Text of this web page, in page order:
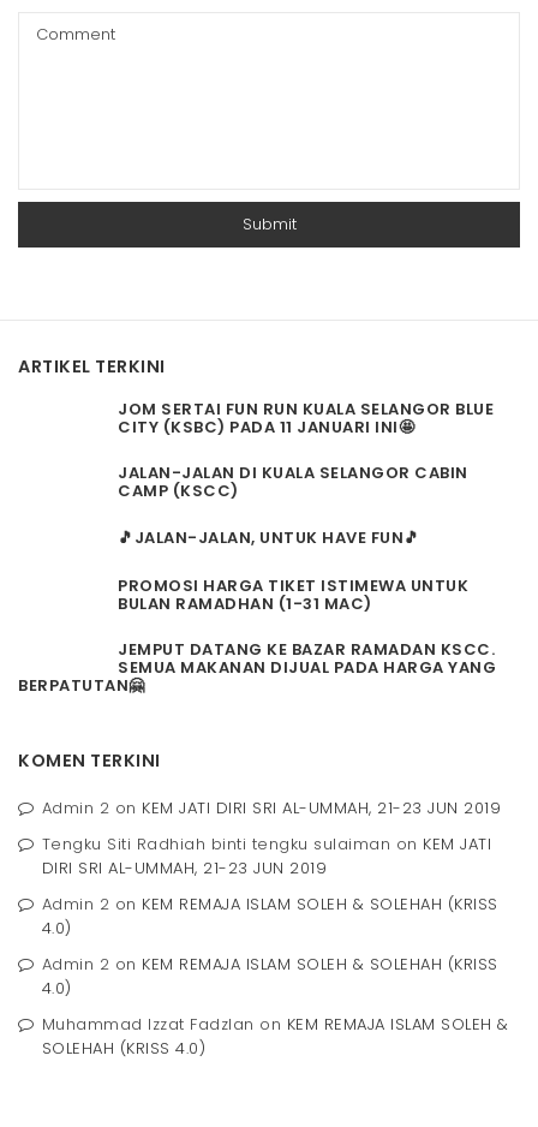
ARTIKEL TERKINI
JOM SERTAI FUN RUN KUALA SELANGOR BLUE
CITY (KSBC) PADA 11 JANUARI INI🤩
JALAN-JALAN DI KUALA SELANGOR CABIN
CAMP (KSCC)
🎵JALAN-JALAN, UNTUK HAVE FUN🎵
PROMOSI HARGA TIKET ISTIMEWA UNTUK
BULAN RAMADHAN (1-31 MAC)
JEMPUT DATANG KE BAZAR RAMADAN KSCC.
SEMUA MAKANAN DIJUAL PADA HARGA YANG
BERPATUTAN🤗
KOMEN TERKINI
Admin 2 on KEM JATI DIRI SRI AL-UMMAH, 21-23 JUN 2019
Tengku Siti Radhiah binti tengku sulaiman on KEM JATI
DIRI SRI AL-UMMAH, 21-23 JUN 2019
Admin 2 on KEM REMAJA ISLAM SOLEH & SOLEHAH (KRISS
4.0)
Admin 2 on KEM REMAJA ISLAM SOLEH & SOLEHAH (KRISS
4.0)
Muhammad Izzat Fadzlan on KEM REMAJA ISLAM SOLEH &
SOLEHAH (KRISS 4.0)